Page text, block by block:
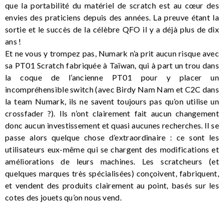
que la portabilité du matériel de scratch est au cœur des
envies des praticiens depuis des années. La preuve étant la
sortie et le succès de la célèbre QFO il y a déjà plus de dix
ans !
Et ne vous y trompez pas, Numark n’a prit aucun risque avec
sa PT01 Scratch fabriquée à Taïwan, qui à part un trou dans
la coque de l’ancienne PT01 pour y placer un
incompréhensible switch (avec Birdy Nam Nam et C2C dans
la team Numark, ils ne savent toujours pas qu’on utilise un
crossfader ?). Ils n’ont clairement fait aucun changement
donc aucun investissement et quasi aucunes recherches. Il se
passe alors quelque chose d’extraordinaire : ce sont les
utilisateurs eux-même qui se chargent des modifications et
améliorations de leurs machines. Les scratcheurs (et
quelques marques très spécialisées) conçoivent, fabriquent,
et vendent des produits clairement au point, basés sur les
cotes des jouets qu’on nous vend.